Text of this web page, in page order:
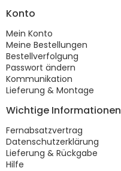
Konto
Mein Konto
Meine Bestellungen
Bestellverfolgung
Passwort ändern
Kommunikation
Lieferung & Montage
Wichtige Informationen
Fernabsatzvertrag
Datenschutzerklärung
Lieferung & Rückgabe
Hilfe